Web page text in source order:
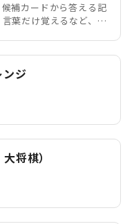
補カードから答える記
葉だけ覚えるなど、設
ンジ
将棋）